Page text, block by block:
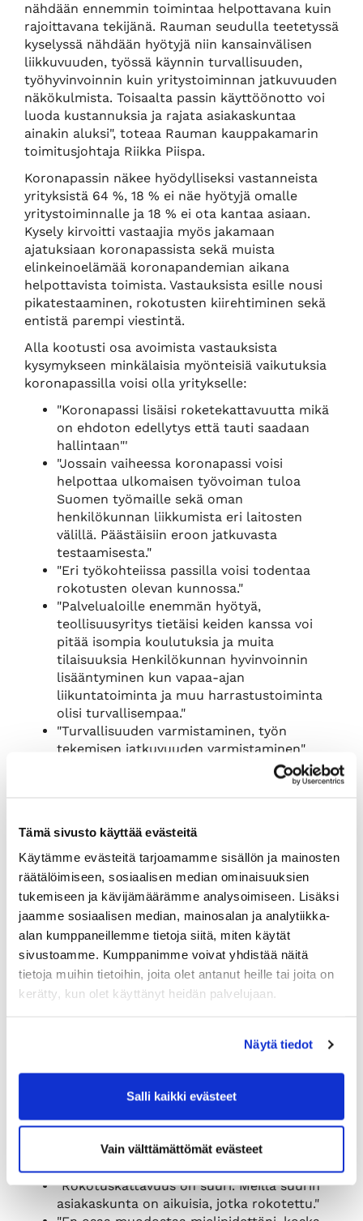
Tämä sivusto käyttää evästeitä
Käytämme evästeitä tarjoamamme sisällön ja mainosten
räätälöimiseen, sosiaalisen median ominaisuuksien
tukemiseen ja kävijämäärämme analysoimiseen. Lisäksi
jaamme sosiaalisen median, mainosalan ja analytiikka-
alan kumppaneillemme tietoja siitä, miten käytät
sivustoamme. Kumppanimme voivat yhdistää näitä
tietoja muihin tietoihin, joita olet antanut heille tai joita on
kerätty, kun olet käyttänyt heidän palvelujaan.
Näytä tiedot
Salli kaikki evästeet
Vain välttämättömät evästeet
nähdään ennemmin toimintaa helpottavana kuin
rajoittavana tekijänä. Rauman seudulla teetetyssä
kyselyssä nähdään hyötyjä niin kansainvälisen
liikkuvuuden, työssä käynnin turvallisuuden,
työhyvinvoinnin kuin yritystoiminnan jatkuvuuden
näkökulmista. Toisaalta passin käyttöönotto voi
luoda kustannuksia ja rajata asiakaskuntaa
ainakin aluksi", toteaa Rauman kauppakamarin
toimitusjohtaja Riikka Piispa.
Koronapassin näkee hyödylliseksi vastanneista
yrityksistä 64 %, 18 % ei näe hyötyjä omalle
yritystoiminnalle ja 18 % ei ota kantaa asiaan.
Kysely kirvoitti vastaajia myös jakamaan
ajatuksiaan koronapassista sekä muista
elinkeinoelämää koronapandemian aikana
helpottavista toimista. Vastauksista esille nousi
pikatestaaminen, rokotusten kiirehtiminen sekä
entistä parempi viestintä.
Alla kootusti osa avoimista vastauksista
kysymykseen minkälaisia myönteisiä vaikutuksia
koronapassilla voisi olla yritykselle:
"Koronapassi lisäisi roketekattavuutta mikä
on ehdoton edellytys että tauti saadaan
hallintaan"'
"Jossain vaiheessa koronapassi voisi
helpottaa ulkomaisen työvoiman tuloa
Suomen työmaille sekä oman
henkilökunnan liikkumista eri laitosten
välillä. Päästäisiin eroon jatkuvasta
testaamisesta."
"Eri työkohteiissa passilla voisi todentaa
rokotusten olevan kunnossa."
"Palvelualoille enemmän hyötyä,
teollisuusyritys tietäisi keiden kanssa voi
pitää isompia koulutuksia ja muita
tilaisuuksia Henkilökunnan hyvinvoinnin
lisääntyminen kun vapaa-ajan
liikuntatoiminta ja muu harrastustoiminta
olisi turvallisempaa."
"Turvallisuuden varmistaminen, työn
tekemisen jatkuvuuden varmistaminen"
"Sairastumisen riskin pienennyttyä mm
seuraavat asiat helpottuisivat: lähityö
pienenisivät tuotannon katkoksista,
kumppaneiden tapaaminen helpottuisi,
investointiprojektien toteuttaminen
helpottuisi."
Koronapassin käyttöönotto voi aiheuttaa myös
haittavaikutuksia tietyillä toimialoilla, etenkin
yrityksissä, joissa asiakkaan ikäprofiilin johdosta
rokotekattavuus ei ole vielä riittävä. Passin
asiakkaita pois. Tilanne olisi toinen, mikäli
passi olisi suurimmalla osalla väestöstä."
"Koronapassin valvonta toisi yritykselle taas
lisää kuluja. Se on taas huonompi juttu."
"Rokotuskattavuus on suuri. Meillä suurin
asiakaskunta on aikuisia, jotka rokotettu."